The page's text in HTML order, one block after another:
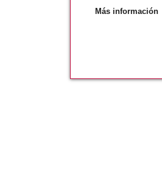
Más información